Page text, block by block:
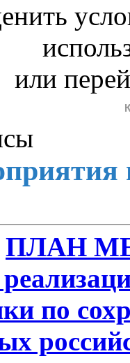
или
ПЛАН
по